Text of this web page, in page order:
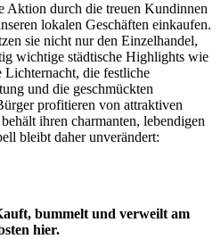
Aktion durch die treuen Kundinnen
lokalen Geschäften einkaufen.
sie nicht nur den Einzelhandel,
wichtige städtische Highlights wie
Lichternacht, die festliche
und die geschmückten
profitieren von attraktiven
ihren charmanten, lebendigen
bleibt daher unverändert:
bummelt und verweilt am
hier.